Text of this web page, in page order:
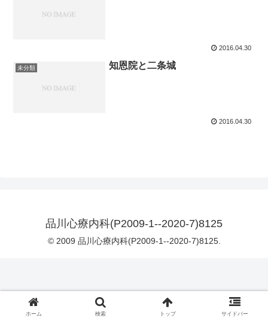
2016.04.30
未分類 知恩院と二条城
2016.04.30
品川心療内科(P2009-1--2020-7)8125
© 2009 品川心療内科(P2009-1--2020-7)8125.
ホーム 検索 トップ サイドバー